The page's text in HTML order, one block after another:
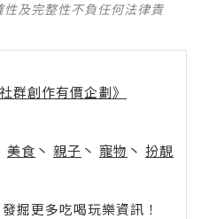
及完整性不負任何法律責
群創作有價企劃》
美食 丶 親子 丶 寵物 丶 扮靚
掘更多吃喝玩樂資訊！